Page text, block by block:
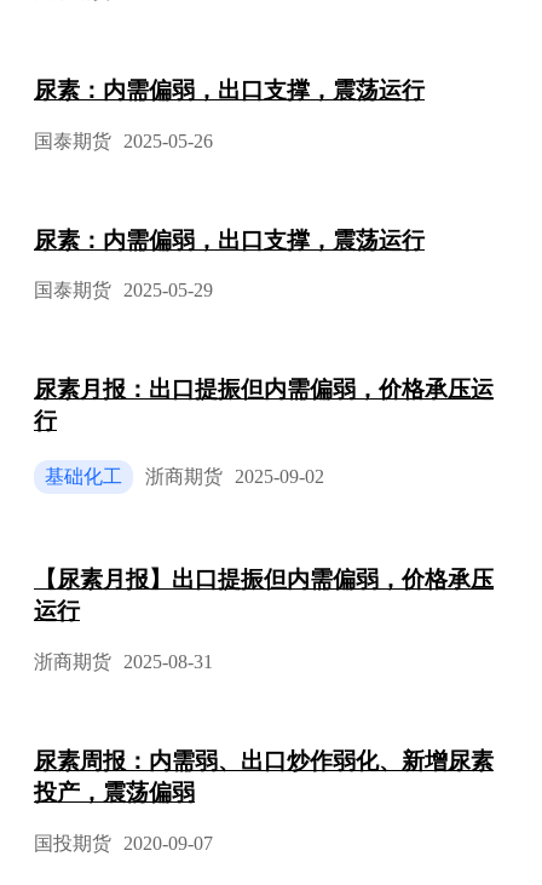
尿素：内需偏弱，出口支撑，震荡运行
国泰期货 2025-05-26
尿素：内需偏弱，出口支撑，震荡运行
国泰期货 2025-05-29
尿素月报：出口提振但内需偏弱，价格承压运
行
基础化工 浙商期货 2025-09-02
【尿素月报】出口提振但内需偏弱，价格承压
运行
浙商期货 2025-08-31
尿素周报：内需弱、出口炒作弱化、新增尿素
投产，震荡偏弱
国投期货 2020-09-07